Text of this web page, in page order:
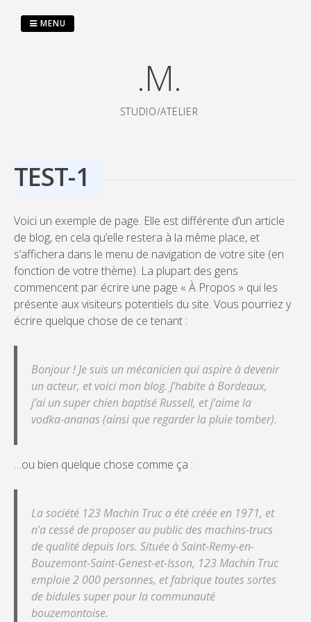
.M.
STUDIO/ATELIER
MENU
TEST-1
Voici un exemple de page. Elle est différente d’un article
de blog, en cela qu’elle restera à la même place, et
s’affichera dans le menu de navigation de votre site (en
fonction de votre thème). La plupart des gens
commencent par écrire une page « À Propos » qui les
présente aux visiteurs potentiels du site. Vous pourriez y
écrire quelque chose de ce tenant :
Bonjour ! Je suis un mécanicien qui aspire à devenir
un acteur, et voici mon blog. J’habite à Bordeaux,
j’ai un super chien baptisé Russell, et j’aime la
vodka-ananas (ainsi que regarder la pluie tomber).
…ou bien quelque chose comme ça :
La société 123 Machin Truc a été créée en 1971, et
n’a cessé de proposer au public des machins-trucs
de qualité depuis lors. Située à Saint-Remy-en-
Bouzemont-Saint-Genest-et-Isson, 123 Machin Truc
emploie 2 000 personnes, et fabrique toutes sortes
de bidules super pour la communauté
bouzemontoise.